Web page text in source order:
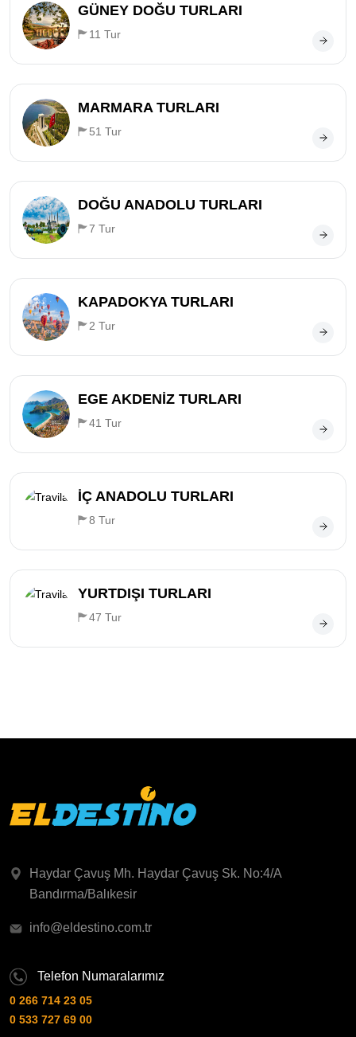
GÜNEY DOĞU TURLARI
11 Tur
MARMARA TURLARI
51 Tur
DOĞU ANADOLU TURLARI
7 Tur
KAPADOKYA TURLARI
2 Tur
EGE AKDENİZ TURLARI
41 Tur
İÇ ANADOLU TURLARI
8 Tur
YURTDIŞI TURLARI
47 Tur
Haydar Çavuş Mh. Haydar Çavuş Sk. No:4/A
Bandırma/Balıkesir
info@eldestino.com.tr
Telefon Numaralarımız
0 266 714 23 05
0 533 727 69 00